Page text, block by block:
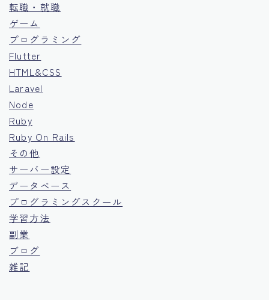
転職・就職
ゲーム
プログラミング
Flutter
HTML&CSS
Laravel
Node
Ruby
Ruby On Rails
その他
サーバー設定
データベース
プログラミングスクール
学習方法
副業
ブログ
雑記